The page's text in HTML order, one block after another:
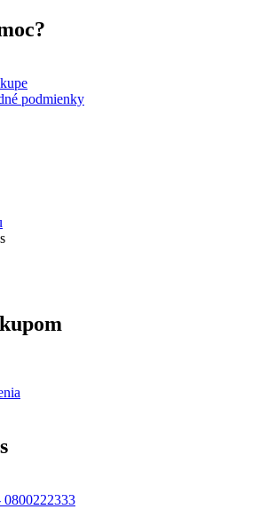
podmienky
0800222333